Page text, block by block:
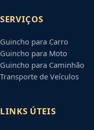
SERVIÇOS
Guincho para Carro
Guincho para Moto
Guincho para Caminhão
Transporte de Veículos
LINKS ÚTEIS